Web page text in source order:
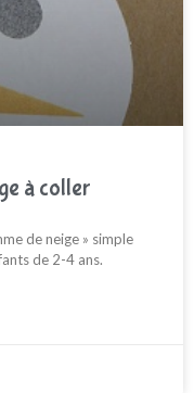
à coller
de neige » simple
de 2-4 ans.